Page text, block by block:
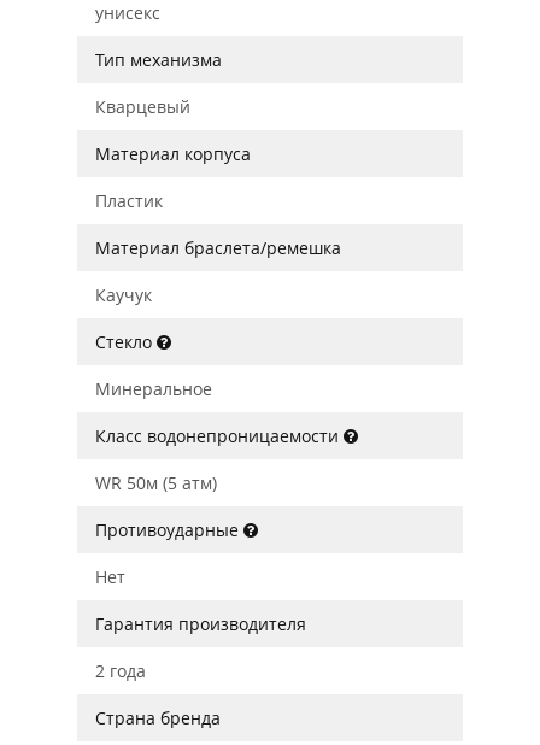
унисекс
Тип механизма
Кварцевый
Материал корпуса
Пластик
Материал браслета/ремешка
Каучук
Стекло
Минеральное
Класс водонепроницаемости
WR 50м (5 атм)
Противоударные
Нет
Гарантия производителя
2 года
Страна бренда